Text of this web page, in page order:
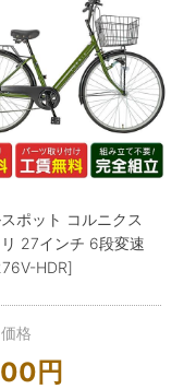
ポット コルニクス
27インチ 6段変速
HDR]
格
円